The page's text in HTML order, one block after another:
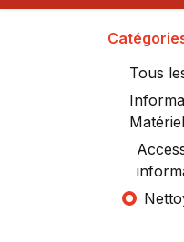
Tous